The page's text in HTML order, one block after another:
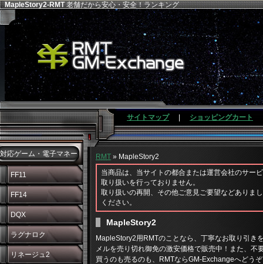
MapleStory2-RMT老舗だから安心・安全！ランキング
サイトマップ ショッピングカート
対応ゲーム・電子マネー
FF11
FF14
DQX
ラグナロク
リネージュ2
RMT » MapleStory2
当商品は、当サイトの都合または運営会社のサー
取り扱いを行っておりません。
取り扱いの再開、その他ご意見ご要望などありま
ください。
MapleStory2
MapleStory2用RMTのことなら、丁寧なお取り引き
メルを売り切れ御免の激安価格で販売中！また、不
買うのも売るのも、RMTならGM-Exchangeへどう